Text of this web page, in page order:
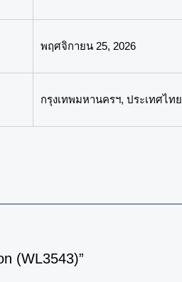
พฤศจิกายน 25, 2026
กรุงเทพมหานครฯ, ประเทศไทย
(WL3543)”